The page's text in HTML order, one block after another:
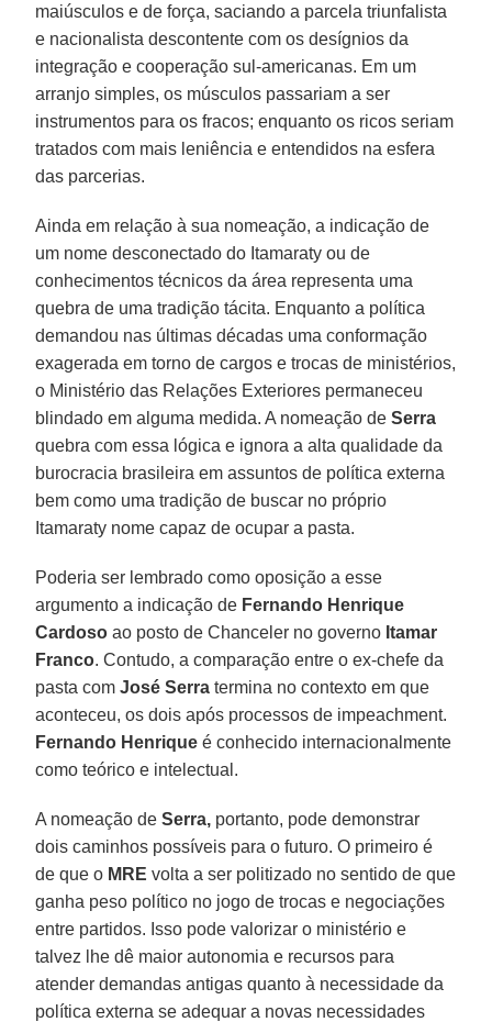
maiúsculos e de força, saciando a parcela triunfalista
e nacionalista descontente com os desígnios da
integração e cooperação sul-americanas. Em um
arranjo simples, os músculos passariam a ser
instrumentos para os fracos; enquanto os ricos seriam
tratados com mais leniência e entendidos na esfera
das parcerias.
Ainda em relação à sua nomeação, a indicação de
um nome desconectado do Itamaraty ou de
conhecimentos técnicos da área representa uma
quebra de uma tradição tácita. Enquanto a política
demandou nas últimas décadas uma conformação
exagerada em torno de cargos e trocas de ministérios,
o Ministério das Relações Exteriores permaneceu
blindado em alguma medida. A nomeação deSerra
quebra com essa lógica e ignora a alta qualidade da
burocracia brasileira em assuntos de política externa
bem como uma tradição de buscar no próprio
Itamaraty nome capaz de ocupar a pasta.
Poderia ser lembrado como oposição a esse
argumento a indicação de Fernando Henrique
Cardoso ao posto de Chanceler no governo Itamar
Franco. Contudo, a comparação entre o ex-chefe da
pasta comJosé Serra termina no contexto em que
aconteceu, os dois após processos de impeachment.
Fernando Henrique é conhecido internacionalmente
como teórico e intelectual.
A nomeação deSerra, portanto, pode demonstrar
dois caminhos possíveis para o futuro. O primeiro é
de que o MRE volta a ser politizado no sentido de que
ganha peso político no jogo de trocas e negociações
entre partidos. Isso pode valorizar o ministério e
talvez lhe dê maior autonomia e recursos para
atender demandas antigas quanto à necessidade da
política externa se adequar a novas necessidades